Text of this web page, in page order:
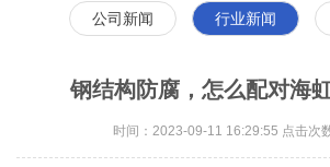
公司新闻 行业新闻
钢结构防腐，怎么配对海
时间：2023-09-11 16:29:55 点击次